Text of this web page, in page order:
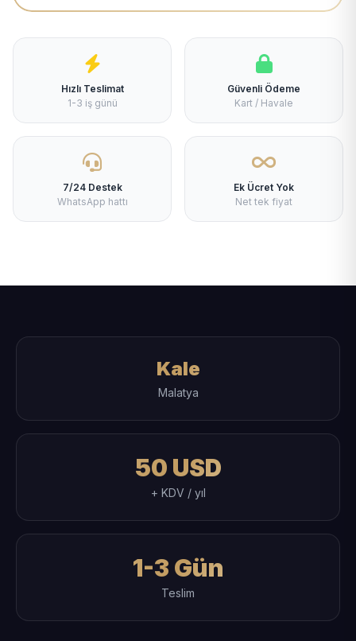
Hızlı Teslimat
1-3 iş günü
Güvenli Ödeme
Kart / Havale
7/24 Destek
WhatsApp hattı
Ek Ücret Yok
Net tek fiyat
Kale
Malatya
50 USD
+ KDV / yıl
1-3 Gün
Teslim